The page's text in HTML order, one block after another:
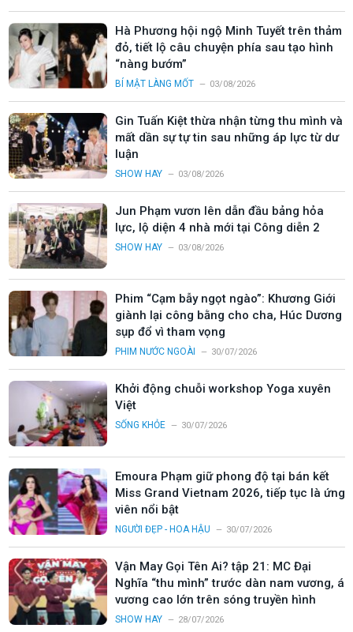
Hà Phương hội ngộ Minh Tuyết trên thảm
đỏ, tiết lộ câu chuyện phía sau tạo hình
“nàng bướm”
BÍ MẬT LÀNG MỐT 03/08/2026
Gin Tuấn Kiệt thừa nhận từng thu mình và
mất dần sự tự tin sau những áp lực từ dư
luận
SHOW HAY 03/08/2026
Jun Phạm vươn lên dẫn đầu bảng hỏa
lực, lộ diện 4 nhà mới tại Công diễn 2
SHOW HAY 03/08/2026
Phim “Cạm bẫy ngọt ngào”: Khương Giới
giành lại công bằng cho cha, Húc Dương
sụp đổ vì tham vọng
PHIM NƯỚC NGOÀI 30/07/2026
Khởi động chuỗi workshop Yoga xuyên
Việt
SỐNG KHỎE 30/07/2026
Emoura Phạm giữ phong độ tại bán kết
Miss Grand Vietnam 2026, tiếp tục là ứng
viên nổi bật
NGƯỜI ĐẸP - HOA HẬU 30/07/2026
Vận May Gọi Tên Ai? tập 21: MC Đại
Nghĩa “thu mình” trước dàn nam vương, á
vương cao lớn trên sóng truyền hình
SHOW HAY 28/07/2026